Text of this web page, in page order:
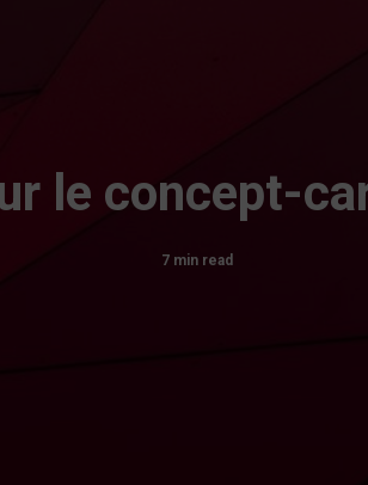
le concept-
7 min read